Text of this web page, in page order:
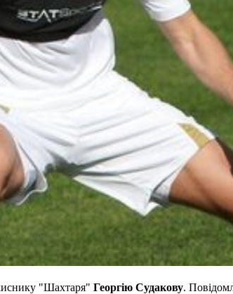
"Шахтаря" Георгію Судакову.